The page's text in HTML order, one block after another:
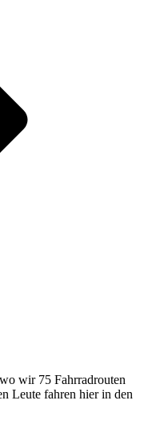
wir 75 Fahrradrouten
Leute fahren hier in den